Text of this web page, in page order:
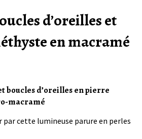
d’oreilles et
en macramé
boucles d’oreilles en pierre
macramé
par cette lumineuse parure en perles